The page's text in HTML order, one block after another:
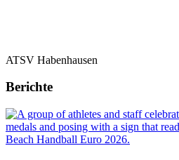
ATSV Habenhausen
Berichte